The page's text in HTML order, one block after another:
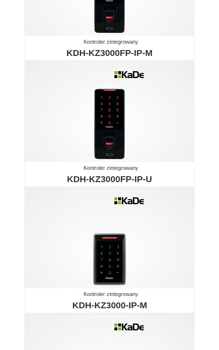
Kontroler zintegrowany
KDH-KZ3000FP-IP-M
Kontroler zintegrowany
KDH-KZ3000FP-IP-U
Kontroler zintegrowany
KDH-KZ3000-IP-M